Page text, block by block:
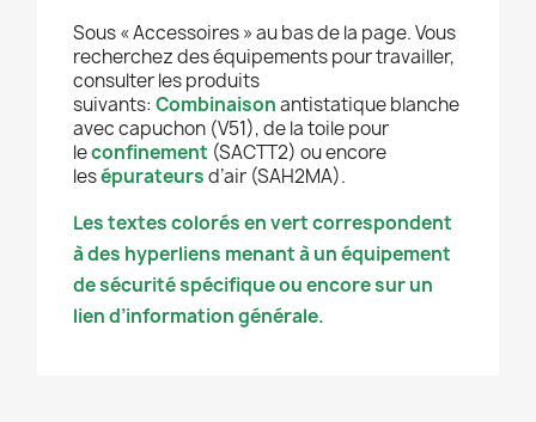
Sous « Accessoires » au bas de la page. Vous
recherchez des équipements pour travailler,
consulter les produits
suivants: Combinaisonantistatique blanche
avec capuchon (V51), de la toile pour
leconfinement (SACTT2) ou encore
lesépurateursd’air (SAH2MA).
Les textes colorés en vert correspondent
à des hyperliens menant à un équipement
de sécurité spécifique ou encore sur un
lien d’information générale.